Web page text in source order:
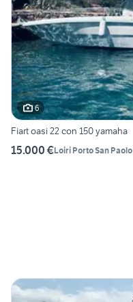
6
Fiart oasi 22 con 150 yamaha
15.000 €Loiri Porto San Paolo